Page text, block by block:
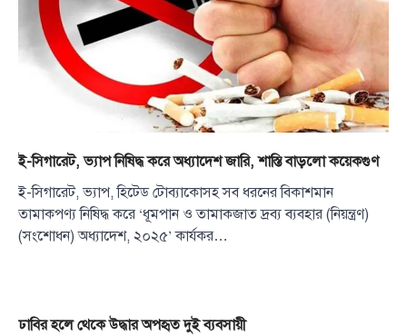
ই-সিগারেট, ভ্যাপ নিষিদ্ধ করে অধ্যাদেশ জারি, শাস্তি বাড়লো কয়েকগুণ
ই-সিগারেট, ভ্যাপ, হিটেড টোব্যাকোসহ সব ধরনের বিকাশমান
তামাকপণ্য নিষিদ্ধ করে ‘ধূমপান ও তামাকজাত দ্রব্য ব্যবহার (নিয়ন্ত্রণ)
(সংশোধন) অধ্যাদেশ, ২০২৫’ কার্যকর…
ঢাবির হলে থেকে উদ্ধার অপহৃত দুই ব্যবসায়ী